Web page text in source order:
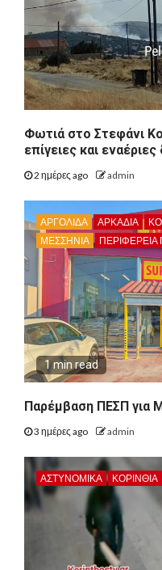
Φωτιά στο Στεφάνι
επίγειες και
2 ημέρες ago admin
ΑΡΓΟΛΙΔΑ ΑΡΚΑΔΊΑ
ΜΕΣΣΗΝΙΑ
1 min read
Παρέμβαση ΠΕΣΠ για
3 ημέρες ago admin
ΑΣΤΥΝΟΜΙΚΑ ΚΟΡΙΝΘΊΑ